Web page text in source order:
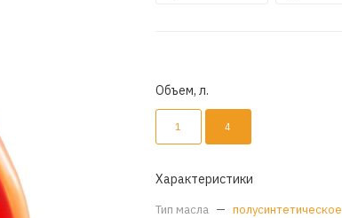
Объем, л.
1 4
Характеристики
Тип масла — полусинтетическое